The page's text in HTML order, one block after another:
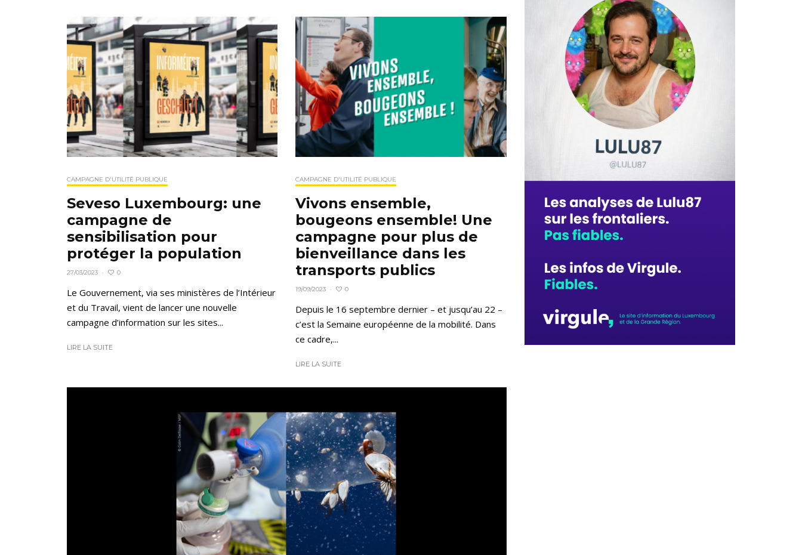
CAMPAGNE D'UTILITÉ PUBLIQUE
Seveso Luxembourg: une
campagne de
sensibilisation pour
protéger la population
27/03/2023 · 0
Le Gouvernement, via ses ministères de l’Intérieur
et du Travail, vient de lancer une nouvelle
campagne d’information sur les sites...
LIRE LA SUITE
CAMPAGNE D'UTILITÉ PUBLIQUE
Vivons ensemble,
bougeons ensemble! Une
campagne pour plus de
bienveillance dans les
transports publics
19/09/2023 · 0
Depuis le 16 septembre dernier – et jusqu’au 22 –
c’est la Semaine européenne de la mobilité. Dans
ce cadre,...
LIRE LA SUITE